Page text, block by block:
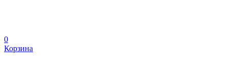
0
Корзина